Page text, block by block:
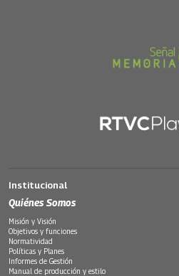
Institucional
Quiénes Somos
Misión y Visión
Objetivos y funciones
Normatividad
Políticas y Planes
Informes de Gestión
Manual de producción y estilo